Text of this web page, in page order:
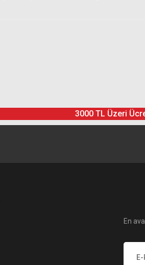
3000 TL Üzeri
En